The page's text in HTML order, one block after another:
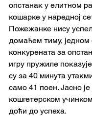
опстанак у елитном
кошарке у наредној
Пожежанке нису
домаћем тиму, једном
конкурената за
игру пружиле
су за 40 минута
само 41 поен. Јасно
кошгетерском
доћи до успеха.